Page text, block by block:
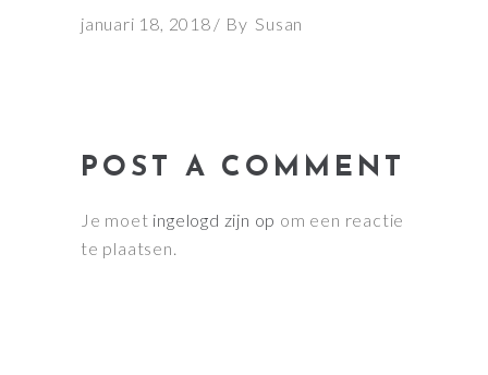
januari 18, 2018
By Susan
POST A COMMENT
Je moet ingelogd zijn op om een reactie
te plaatsen.